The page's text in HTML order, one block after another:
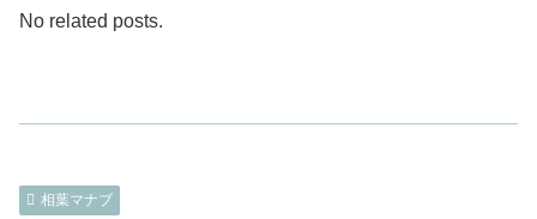
No related posts.
相葉マナブ